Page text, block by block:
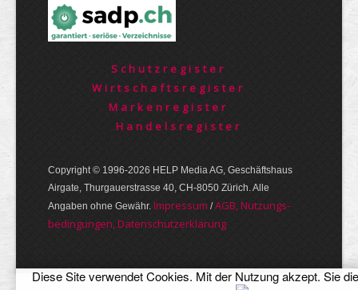
Schutzregister
Wirtschaftsregister
Markenregister
Handelsregister
Copyright © 1996-2026 HELP Media AG, Geschäftshaus
Airgate, Thurgauer­strasse 40, CH-8050 Zürich. Alle
Angaben ohne Gewähr. Im­pres­sum /AGB, Nut­zungs­
bedin­gungen, Daten­schutz­er­klärung
Diese Site verwendet Cookies. Mit der Nutzung akzept. Sie die